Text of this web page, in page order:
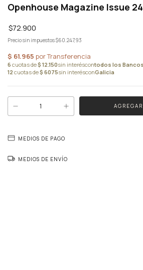
Openhouse Magazine Issue 24
$72.900
Precio sin impuestos$60.247,93
MEDIOS DE PAGO
MEDIOS DE ENVÍO